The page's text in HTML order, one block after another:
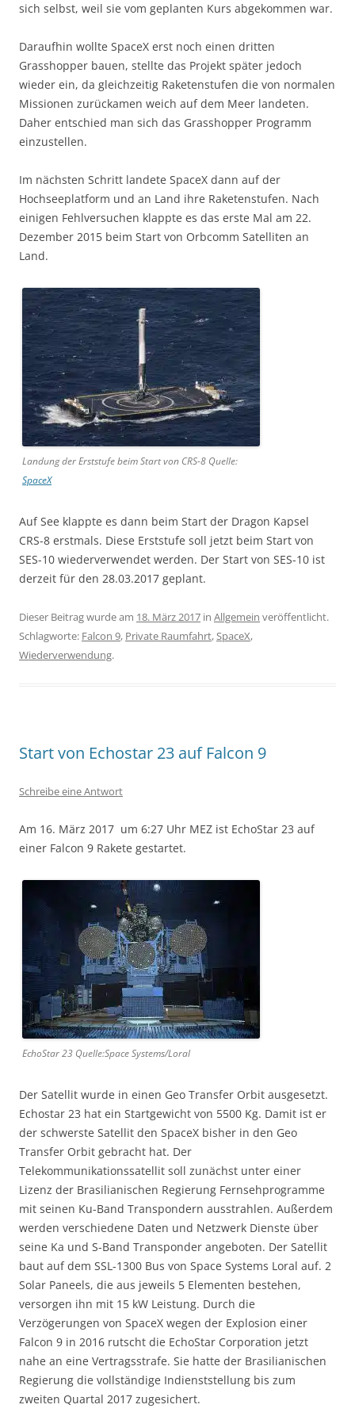
sich selbst, weil sie vom geplanten Kurs abgekommen war.
Daraufhin wollte SpaceX erst noch einen dritten
Grasshopper bauen, stellte das Projekt später jedoch
wieder ein, da gleichzeitig Raketenstufen die von normalen
Missionen zurückamen weich auf dem Meer landeten.
Daher entschied man sich das Grasshopper Programm
einzustellen.
Im nächsten Schritt landete SpaceX dann auf der
Hochseeplatform und an Land ihre Raketenstufen. Nach
einigen Fehlversuchen klappte es das erste Mal am 22.
Dezember 2015 beim Start von Orbcomm Satelliten an
Land.
Landung der Erststufe beim Start von CRS-8 Quelle:
SpaceX
Auf See klappte es dann beim Start der Dragon Kapsel
CRS-8 erstmals. Diese Erststufe soll jetzt beim Start von
SES-10 wiederverwendet werden. Der Start von SES-10 ist
derzeit für den 28.03.2017 geplant.
Dieser Beitrag wurde am 18. März 2017 in Allgemein veröffentlicht.
Schlagworte: Falcon 9, Private Raumfahrt,SpaceX,
Wiederverwendung.
Start von Echostar 23 auf Falcon 9
Schreibe eine Antwort
Am 16. März 2017 um 6:27 Uhr MEZ ist EchoStar 23 auf
einer Falcon 9 Rakete gestartet.
EchoStar 23 Quelle:Space Systems/Loral
Der Satellit wurde in einen Geo Transfer Orbit ausgesetzt.
Echostar 23 hat ein Startgewicht von 5500 Kg. Damit ist er
der schwerste Satellit den SpaceX bisher in den Geo
Transfer Orbit gebracht hat. Der
Telekommunikationssatellit soll zunächst unter einer
Lizenz der Brasilianischen Regierung Fernsehprogramme
mit seinen Ku-Band Transpondern ausstrahlen. Außerdem
werden verschiedene Daten und Netzwerk Dienste über
seine Ka und S-Band Transponder angeboten. Der Satellit
baut auf dem SSL-1300 Bus von Space Systems Loral auf. 2
Solar Paneels, die aus jeweils 5 Elementen bestehen,
versorgen ihn mit 15 kW Leistung. Durch die
Verzögerungen von SpaceX wegen der Explosion einer
Falcon 9 in 2016 rutscht die EchoStar Corporation jetzt
nahe an eine Vertragsstrafe. Sie hatte der Brasilianischen
Regierung die vollständige Indienststellung bis zum
zweiten Quartal 2017 zugesichert.